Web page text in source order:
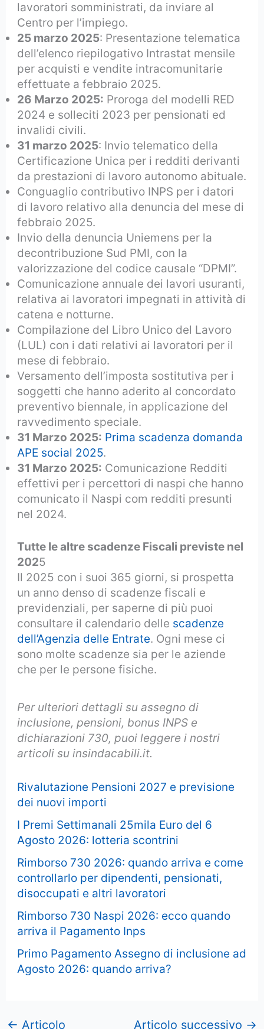
lavoratori somministrati, da inviare al
Centro per l’impiego.
25 marzo 2025: Presentazione telematica
dell’elenco riepilogativo Intrastat mensile
per acquisti e vendite intracomunitarie
effettuate a febbraio 2025.
26 Marzo 2025: Proroga del modelli RED
2024 e solleciti 2023 per pensionati ed
invalidi civili.
31 marzo 2025: Invio telematico della
Certificazione Unica per i redditi derivanti
da prestazioni di lavoro autonomo abituale.
Conguaglio contributivo INPS per i datori
di lavoro relativo alla denuncia del mese di
febbraio 2025.
Invio della denuncia Uniemens per la
decontribuzione Sud PMI, con la
valorizzazione del codice causale “DPMI”.
Comunicazione annuale dei lavori usuranti,
relativa ai lavoratori impegnati in attività di
catena e notturne.
Compilazione del Libro Unico del Lavoro
(LUL) con i dati relativi ai lavoratori per il
mese di febbraio.
Versamento dell’imposta sostitutiva per i
soggetti che hanno aderito al concordato
preventivo biennale, in applicazione del
ravvedimento speciale.
31 Marzo 2025: Prima scadenza domanda
APE social 2025.
31 Marzo 2025: Comunicazione Redditi
effettivi per i percettori di naspi che hanno
comunicato il Naspi com redditi presunti
nel 2024.
Tutte le altre scadenze Fiscali previste nel
2025
Il 2025 con i suoi 365 giorni, si prospetta
un anno denso di scadenze fiscali e
previdenziali, per saperne di più puoi
consultare il calendario delle scadenze
dell’Agenzia delle Entrate. Ogni mese ci
sono molte scadenze sia per le aziende
che per le persone fisiche.
Per ulteriori dettagli su assegno di
inclusione, pensioni, bonus INPS e
dichiarazioni 730, puoi leggere i nostri
articoli su insindacabili.it.
Rivalutazione Pensioni 2027 e previsione
dei nuovi importi
I Premi Settimanali 25mila Euro del 6
Agosto 2026: lotteria scontrini
Rimborso 730 2026: quando arriva e come
controllarlo per dipendenti, pensionati,
disoccupati e altri lavoratori
Rimborso 730 Naspi 2026: ecco quando
arriva il Pagamento Inps
Primo Pagamento Assegno di inclusione ad
Agosto 2026: quando arriva?
← Articolo Articolo successivo →